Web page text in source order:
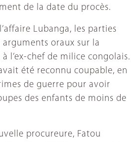
de la date du procès.
Lubanga, les parties
oraux sur la
l’ex-chef de milice congolais.
été reconnu coupable, en
de guerre pour avoir
des enfants de moins de
procureure, Fatou